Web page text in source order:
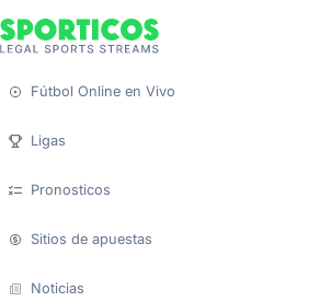
Fútbol Online en Vivo
Ligas
Pronosticos
Sitios de apuestas
Noticias